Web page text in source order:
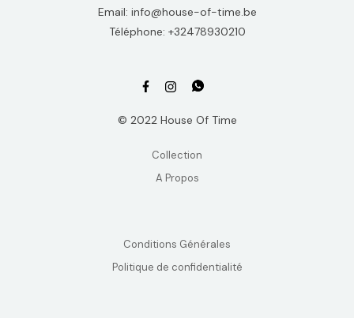
Email: info@house-of-time.be
Téléphone: +32478930210
© 2022 House Of Time
Collection
A Propos
Conditions Générales
Politique de confidentialité